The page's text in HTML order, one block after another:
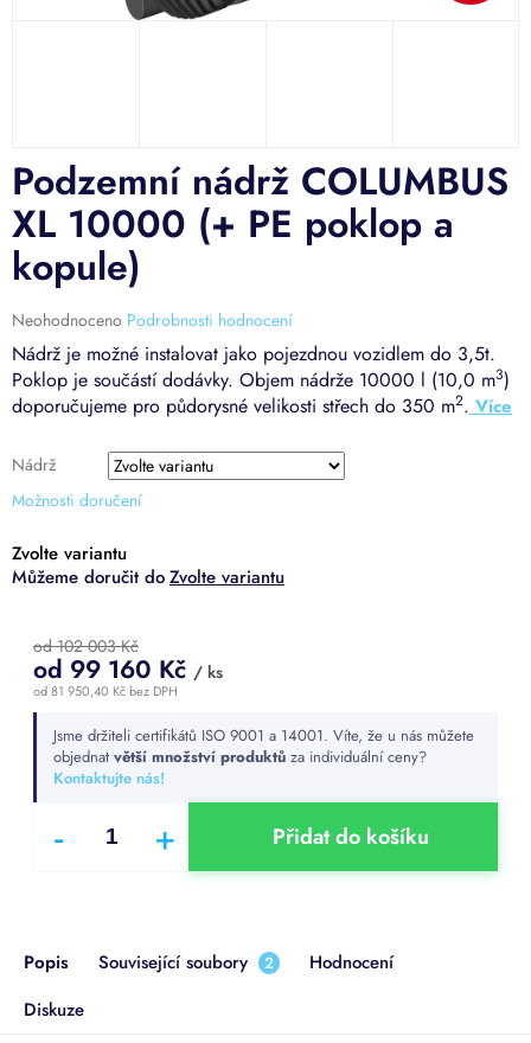
Nádrž
Možnosti doručení
Nádrž je možné instalovat jako pojezdnou vozidlem do 3,5t.
Poklop je součástí dodávky. Objem nádrže 10000 l (10,0 m3)
doporučujeme pro půdorysné velikosti střech do 350 m2.
Podzemní nádrž COLUMBUS
XL 10000 (+ PE poklop a
kopule)
Průměrné
hodnocení
produktu
je
0,0
5
hvězdiček.
Neohodnoceno Podrobnosti hodnocení
Zvolte variantu
Zvolte variantu
od 102 003 Kč
od 99 160 Kč / ks
od81 950,40 Kčbez DPH
cena:Jsme držiteli certifikátů ISO 9001 a 14001. Víte, že u nás můžete
objednat větší množství produktů za individuální ceny?
Kontaktujte nás!
Přidat do košíku
Popis Související soubory 2
Hodnocení
Diskuze